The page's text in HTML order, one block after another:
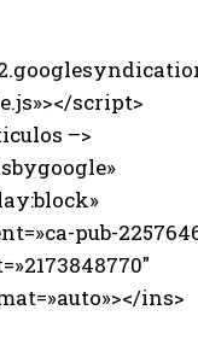
script>
–>
pub-
ins>